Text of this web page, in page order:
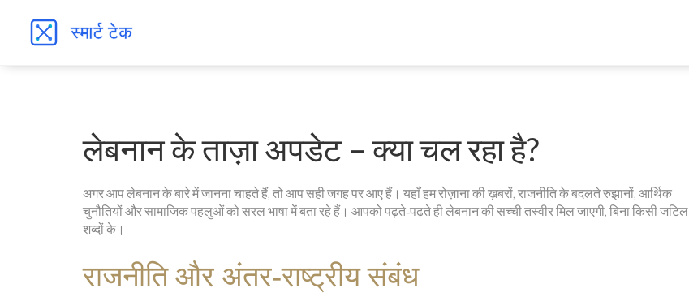
लेबनान के ताज़ा अपडेट – क्या चल रहा है?
अगर आप लेबनान के बारे में जानना चाहते हैं, तो आप सही जगह पर आए हैं। यहाँ हम रोज़ाना की ख़बरों, राजनीति के बदलते रुझानों, आर्थिक
चुनौतियों और सामाजिक पहलुओं को सरल भाषा में बता रहे हैं। आपको पढ़ते‑पढ़ते ही लेबनान की सच्ची तस्वीर मिल जाएगी, बिना किसी जटिल
शब्दों के।
राजनीति और अंतर‑राष्ट्रीय संबंध